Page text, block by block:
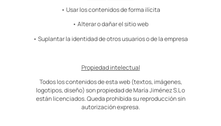
• Usar los contenidos de forma ilícita
• Alterar o dañar el sitio web
• Suplantar la identidad de otros usuarios o de la empresa
Propiedad intelectual
Todos los contenidos de esta web (textos, imágenes,
logotipos, diseño) son propiedad de María Jiménez S.L o
están licenciados. Queda prohibida su reproducción sin
autorización expresa.